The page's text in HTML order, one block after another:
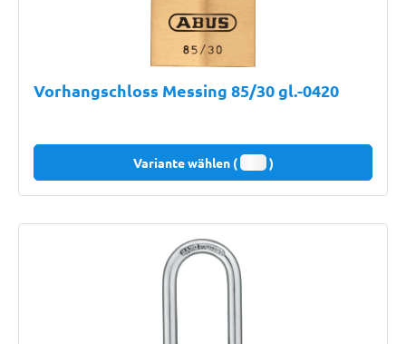
Vorhangschloss Messing 85/30 gl.-0420
Variante wählen ( )